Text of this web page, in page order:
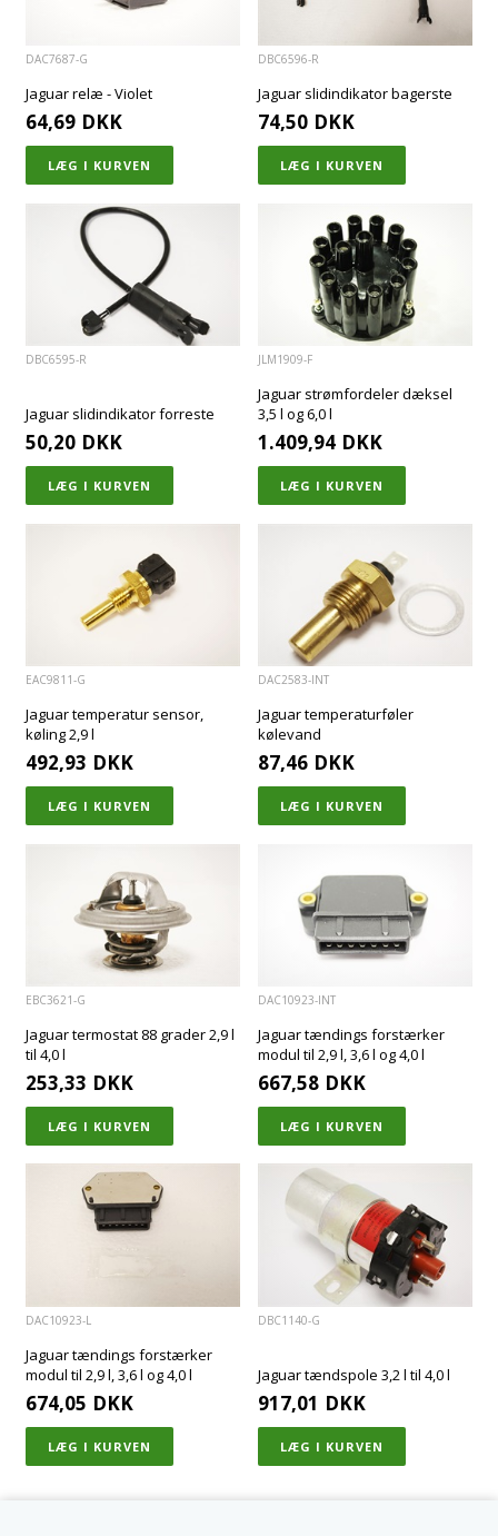
DAC7687-G
Jaguar relæ - Violet
64,69 DKK
DBC6596-R
Jaguar slidindikator bagerste
74,50 DKK
DBC6595-R
Jaguar slidindikator forreste
50,20 DKK
JLM1909-F
Jaguar strømfordeler dæksel
3,5 l og 6,0 l
1.409,94 DKK
EAC9811-G
Jaguar temperatur sensor,
køling 2,9 l
492,93 DKK
DAC2583-INT
Jaguar temperaturføler
kølevand
87,46 DKK
EBC3621-G
Jaguar termostat 88 grader 2,9 l
til 4,0 l
253,33 DKK
DAC10923-INT
Jaguar tændings forstærker
modul til 2,9 l, 3,6 l og 4,0 l
667,58 DKK
DAC10923-L
Jaguar tændings forstærker
modul til 2,9 l, 3,6 l og 4,0 l
674,05 DKK
DBC1140-G
Jaguar tændspole 3,2 l til 4,0 l
917,01 DKK